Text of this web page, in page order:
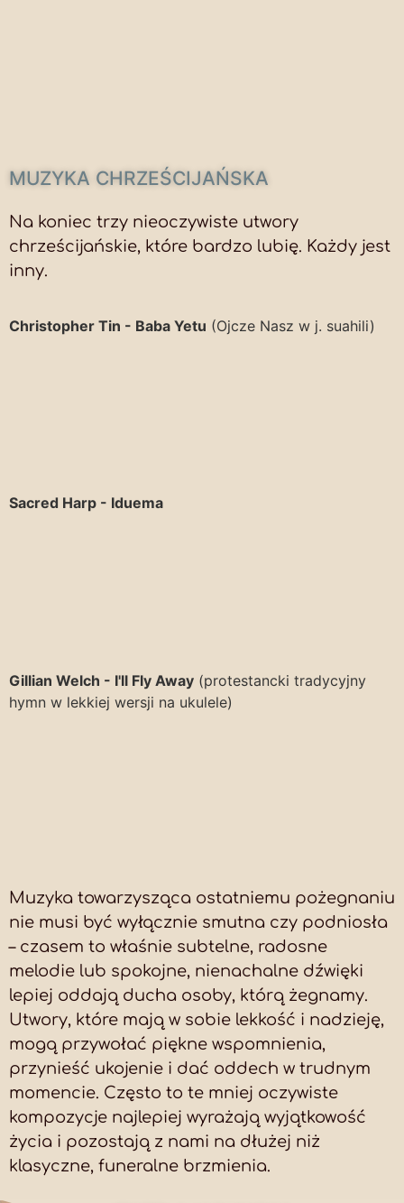
MUZYKA CHRZEŚCIJAŃSKA
Na koniec trzy nieoczywiste utwory
chrześcijańskie, które bardzo lubię. Każdy jest
inny.
Christopher Tin - Baba Yetu (Ojcze Nasz w j. suahili)
Sacred Harp - Iduema
Gillian Welch - I'll Fly Away (protestancki tradycyjny
hymn w lekkiej wersji na ukulele)
Muzyka towarzysząca ostatniemu pożegnaniu
nie musi być wyłącznie smutna czy podniosła
– czasem to właśnie subtelne, radosne
melodie lub spokojne, nienachalne dźwięki
lepiej oddają ducha osoby, którą żegnamy.
Utwory, które mają w sobie lekkość i nadzieję,
mogą przywołać piękne wspomnienia,
przynieść ukojenie i dać oddech w trudnym
momencie. Często to te mniej oczywiste
kompozycje najlepiej wyrażają wyjątkowość
życia i pozostają z nami na dłużej niż
klasyczne, funeralne brzmienia.